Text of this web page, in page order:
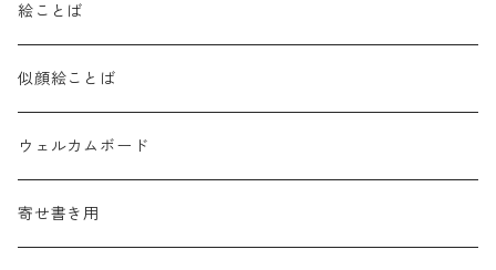
絵ことば
似顔絵ことば
ウェルカムボード
寄せ書き用